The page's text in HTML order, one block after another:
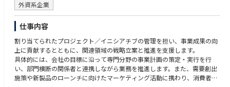
主な職務内容：
・グローバルなCMSガバナンスおよびコンプライアンス要件に基づき、コ
ンテンツ公開、CMSコンポーネント構成、リリース管理、品質保証など、
日常的な運用において企業/ブランドウェブサイトの運用と保守を行いま
す。
・受付要件に基づいてCMSの変更とフロントエンドコンポーネントを実装
し、実装準備が整った設計成果物と開発への引き渡し資料（Figma、Ado
be XDプロトタイプ）を作成します。
外資系企業
仕事内容
割り当てられたプロジェクト／イニシアチブの管理を担い、事業成果の向
上に貢献するとともに、関連領域の戦略立案と推進を支援します。
具体的には、会社の目標に沿って専門分野の事業計画の策定・実行を行
い、部門横断の関係者と連携しながら業務を推進します。また、需要創出
施策や新製品のローンチに向けたマーケティング活動に携わり、消費者・